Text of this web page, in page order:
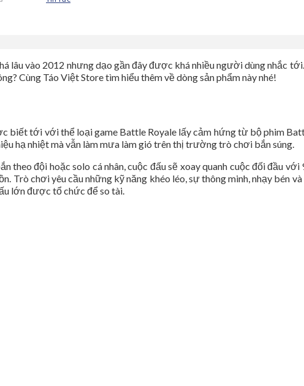
lâu vào 2012 nhưng dạo gần đây được khá nhiều người dùng nhắc
Cùng Táo Việt Store tìm hiểu thêm về dòng sản phẩm này nhé!
biết tới với thể loại game Battle Royale lấy cảm hứng từ bộ phim
hạ nhiệt mà vẫn làm mưa làm gió trên thị trường trò chơi bắn súng.
theo đội hoặc solo cá nhân, cuộc đấu sẽ xoay quanh cuộc đối
Trò chơi yêu cầu những kỹ năng khéo léo, sự thông minh, nhạy bén
lớn được tổ chức để so tài.